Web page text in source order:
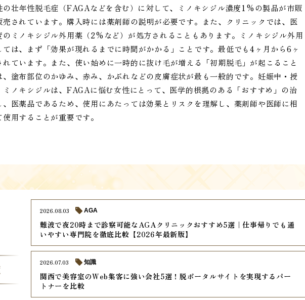
壮年性脱毛症（FAGAなどを含む）に対して、ミノキシジル濃度1%の製品が市販
されています。購入時には薬剤師の説明が必要です。また、クリニックでは、医
ミノキシジル外用薬（2%など）が処方されることもあります。ミノキシジル外用
は、まず「効果が現れるまでに時間がかかる」ことです。最低でも4ヶ月から6ヶ
ています。また、使い始めに一時的に抜け毛が増える「初期脱毛」が起こること
塗布部位のかゆみ、赤み、かぶれなどの皮膚症状が最も一般的です。妊娠中・授
ノキシジルは、FAGAに悩む女性にとって、医学的根拠のある「おすすめ」の治
医薬品であるため、使用にあたっては効果とリスクを理解し、薬剤師や医師に相
用することが重要です。
難波で夜20時まで診察可能なAGAクリニックおすすめ5選｜仕事帰りでも通
いやすい専門院を徹底比較【2026年最新版】
2026.08.03 AGA
関西で美容室のWeb集客に強い会社5選！脱ポータルサイトを実現するパー
トナーを比較
2026.07.03 知識